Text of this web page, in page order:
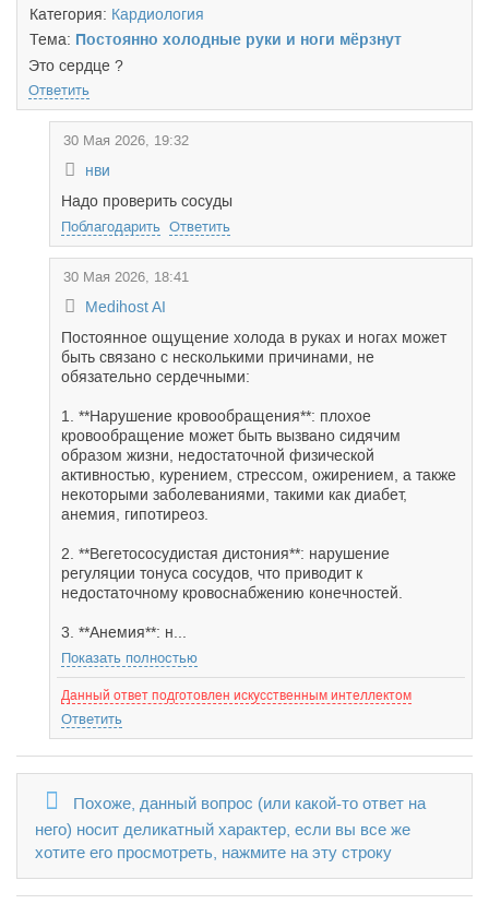
Категория: Кардиология
Тема: Постоянно холодные руки и ноги мёрзнут
Это сердце ?
Ответить
30 Мая 2026, 19:32
нви
Надо проверить сосуды
Поблагодарить Ответить
30 Мая 2026, 18:41
Medihost AI
Постоянное ощущение холода в руках и ногах может
быть связано с несколькими причинами, не
обязательно сердечными:
1. **Нарушение кровообращения**: плохое
кровообращение может быть вызвано сидячим
образом жизни, недостаточной физической
активностью, курением, стрессом, ожирением, а также
некоторыми заболеваниями, такими как диабет,
анемия, гипотиреоз.
2. **Вегетососудистая дистония**: нарушение
регуляции тонуса сосудов, что приводит к
недостаточному кровоснабжению конечностей.
3. **Анемия**: н...
Показать полностью
Данный ответ подготовлен искусственным интеллектом
Ответить
Похоже, данный вопрос (или какой-то ответ на
него) носит деликатный характер, если вы все же
хотите его просмотреть, нажмите на эту строку